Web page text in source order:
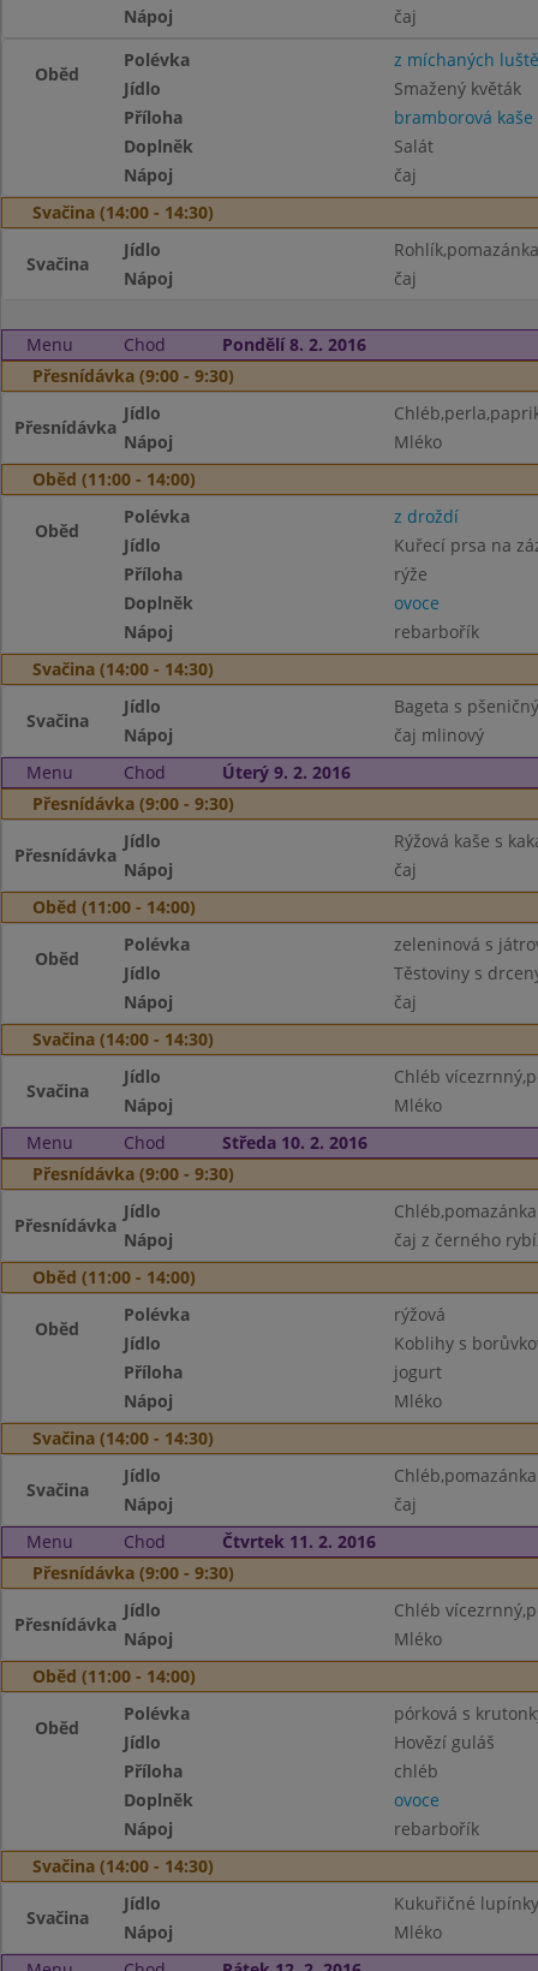
Nápoj
čaj
Oběd
Polévka
z míchaných
Jídlo
Smažený květák
Příloha
bramborová kaše
Doplněk
Salát
Nápoj
čaj
Svačina (14:00 - 14:30)
Svačina
Jídlo
Nápoj
čaj
Menu Chod
Pondělí 8. 2. 2016
Přesnídávka (9:00 - 9:30)
Přesnídávka
Jídlo
Nápoj
Mléko
Oběd (11:00 - 14:00)
Oběd
Polévka
z droždí
Jídlo
Kuřecí prsa na
Příloha
rýže
Doplněk
ovoce
Nápoj
rebarbořík
Svačina (14:00 - 14:30)
Svačina
Jídlo
Bageta s
Nápoj
čaj mlinový
Menu
Chod
Úterý 9. 2. 2016
Přesnídávka (9:00 - 9:30)
Přesnídávka
Jídlo
Rýžová kaše s
Nápoj
čaj
Oběd (11:00 - 14:00)
Oběd
Polévka
zeleninová s
Jídlo
Těstoviny s
Nápoj
čaj
Svačina (14:00 - 14:30)
Svačina
Jídlo
Chléb
Nápoj
Mléko
Menu
Chod
Středa 10. 2. 2016
Přesnídávka (9:00 - 9:30)
Přesnídávka
Jídlo
Nápoj
čaj z černého
Oběd (11:00 - 14:00)
Oběd
Polévka
rýžová
Jídlo
Koblihy s
Příloha
jogurt
Nápoj
Mléko
Svačina (14:00 - 14:30)
Svačina
Jídlo
Nápoj
čaj
Menu
Chod
Čtvrtek 11. 2. 2016
Přesnídávka (9:00 - 9:30)
Přesnídávka
Jídlo
Chléb
Nápoj
Mléko
Oběd (11:00 - 14:00)
Oběd
Polévka
pórková s
Jídlo
Hovězí guláš
Příloha
chléb
Doplněk
ovoce
Nápoj
rebarbořík
Svačina (14:00 - 14:30)
Svačina
Jídlo
Kukuřičné lupínky
Nápoj
Mléko